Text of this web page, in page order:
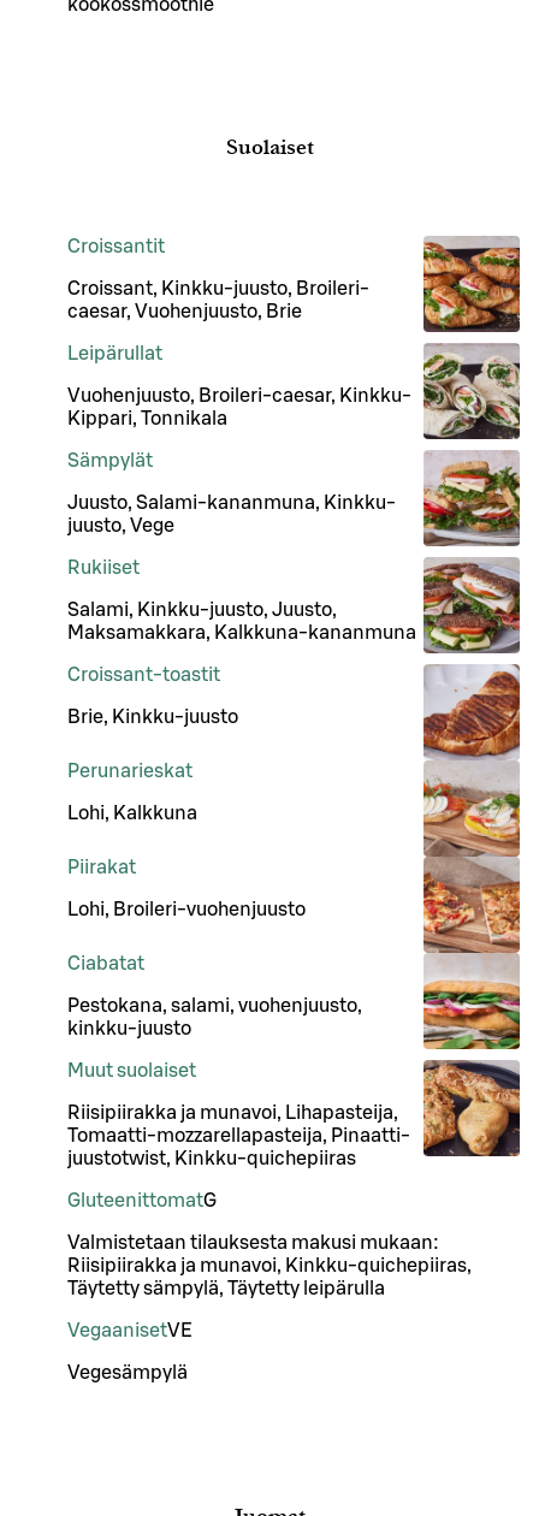
kookossmoothie
Suolaiset
Croissantit
Croissant, Kinkku-juusto, Broileri-
caesar, Vuohenjuusto, Brie
Leipärullat
Vuohenjuusto, Broileri-caesar, Kinkku-
Kippari, Tonnikala
Sämpylät
Juusto, Salami-kananmuna, Kinkku-
juusto, Vege
Rukiiset
Salami, Kinkku-juusto, Juusto,
Maksamakkara, Kalkkuna-kananmuna
Croissant-toastit
Brie, Kinkku-juusto
Perunarieskat
Lohi, Kalkkuna
Piirakat
Lohi, Broileri-vuohenjuusto
Ciabatat
Pestokana, salami, vuohenjuusto,
kinkku-juusto
Muut suolaiset
Riisipiirakka ja munavoi, Lihapasteija,
Tomaatti-mozzarellapasteija, Pinaatti-
juustotwist, Kinkku-quichepiiras
GluteenittomatG
Valmistetaan tilauksesta makusi mukaan:
Riisipiirakka ja munavoi, Kinkku-quichepiiras,
Täytetty sämpylä, Täytetty leipärulla
VegaanisetVE
Vegesämpylä